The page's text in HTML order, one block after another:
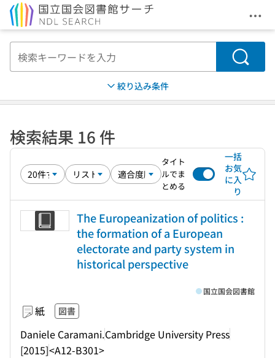
メ
検索
絞り込み条件
検索結果 16 件
タイト
ルでま
とめる
一括
お気
に入
り
The Europeanization of politics :
the formation of a European
electorate and party system in
historical perspective
紙 図書
Daniele Caramani.Cambridge University Press
[2015]<A12-B301>
国立国会図書館